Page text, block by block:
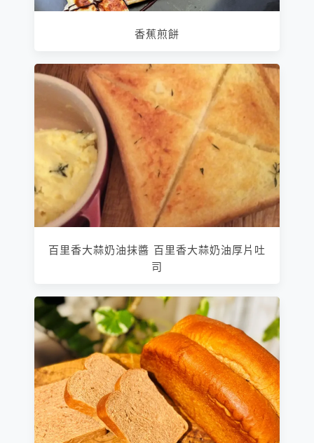
香蕉煎餅
百里香大蒜奶油抹醬 百里香大蒜奶油厚片吐
司